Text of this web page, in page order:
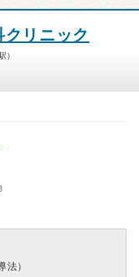
クリニック
）
法）